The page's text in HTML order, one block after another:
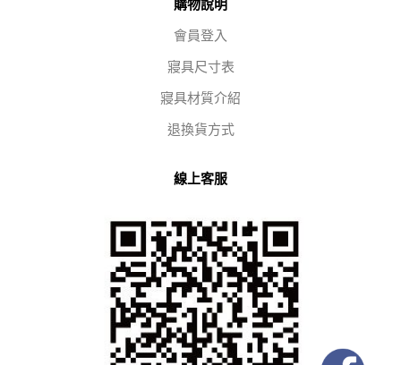
購物說明
會員登入
寢具尺寸表
寢具材質介紹
退換貨方式
線上客服